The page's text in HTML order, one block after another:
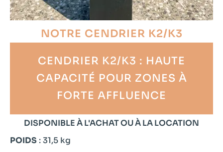
NOTRE CENDRIER K2/K3
CENDRIER K2/K3 : HAUTE
CAPACITÉ POUR ZONES À
FORTE AFFLUENCE
DISPONIBLE À L'ACHAT OU À LA LOCATION
POIDS : 31,5 kg